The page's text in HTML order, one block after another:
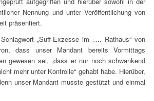
Nennung und unter Veröffentlichung von
präsentiert.
„Suff-Exzesse im …. Rathaus“ von
dass unser Mandant bereits Vormittags
gewesen sei, „dass er nur noch schwankend
mehr unter Kontrolle“ gehabt habe. Hierüber,
unser Mandant musste gestützt und einmal